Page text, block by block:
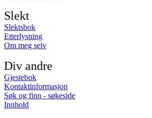
Slekt
Slektsbok
Etterlysning
Om meg selv
Div andre
Gjestebok
Kontaktinformasjon
Søk og finn - søkeside
Innhold